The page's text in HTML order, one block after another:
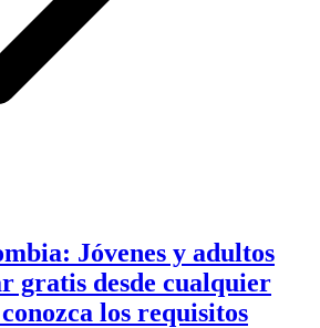
Jóvenes y adultos
gratis desde cualquier
los requisitos